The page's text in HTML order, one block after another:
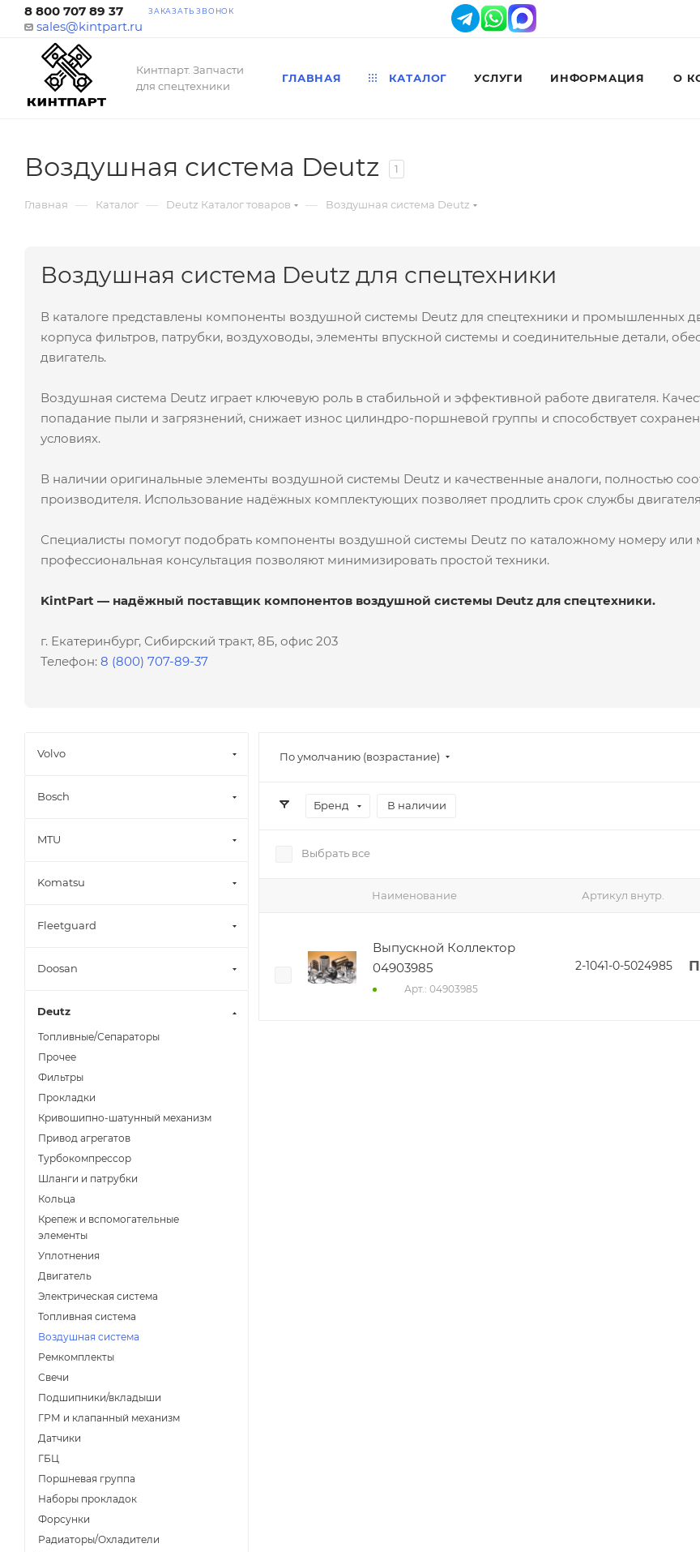
8 800 707 89 37 ЗАКАЗАТЬ ЗВОНОК
sales@kintpart.ru
Кинтпарт. Запчасти
для спецтехники
ГЛАВНАЯ КАТАЛОГ УСЛУГИ ИНФОРМАЦИЯ О
Воздушная система Deutz 1
Главная — Каталог — Deutz Каталог товаров — Воздушная система Deutz
Воздушная система Deutz для спецтехники
В каталоге представлены компоненты воздушной системы Deutz для спецтехники и промышленных
корпуса фильтров, патрубки, воздуховоды, элементы впускной системы и соединительные детали,
двигатель.
Воздушная система Deutz играет ключевую роль в стабильной и эффективной работе двигателя.
попадание пыли и загрязнений, снижает износ цилиндро-поршневой группы и способствует
условиях.
В наличии оригинальные элементы воздушной системы Deutz и качественные аналоги, полностью
производителя. Использование надёжных комплектующих позволяет продлить срок службы
Специалисты помогут подобрать компоненты воздушной системы Deutz по каталожному номеру или
профессиональная консультация позволяют минимизировать простой техники.
KintPart — надёжный поставщик компонентов воздушной системы Deutz для спецтехники.
г. Екатеринбург, Сибирский тракт, 8Б, офис 203
Телефон: 8 (800) 707-89-37
По умолчанию (возрастание)
Бренд В наличии
Выбрать все
Наименование Артикул внутр.
Выпускной Коллектор
04903985
Арт.: 04903985
2-1041-0-5024985
Volvo
Bosch
MTU
Komatsu
Fleetguard
Doosan
Deutz
Топливные/Сепараторы
Прочее
Фильтры
Прокладки
Кривошипно-шатунный механизм
Привод агрегатов
Турбокомпрессор
Шланги и патрубки
Кольца
Крепеж и вспомогательные
элементы
Уплотнения
Двигатель
Электрическая система
Топливная система
Воздушная система
Ремкомплекты
Свечи
Подшипники/вкладыши
ГРМ и клапанный механизм
Датчики
ГБЦ
Поршневая группа
Наборы прокладок
Форсунки
Радиаторы/Охладители